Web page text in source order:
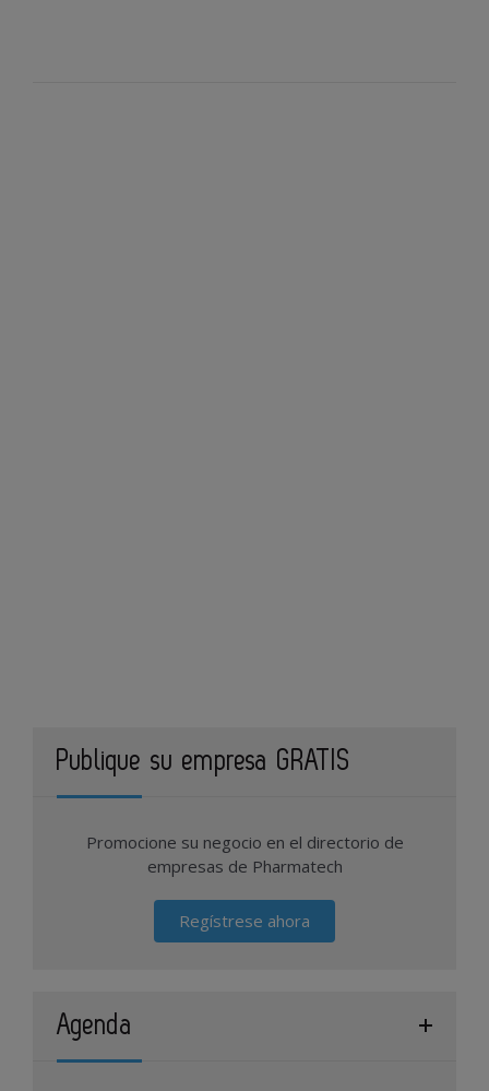
Publique su empresa GRATIS
Promocione su negocio en el directorio de
empresas de Pharmatech
Regístrese ahora
Agenda